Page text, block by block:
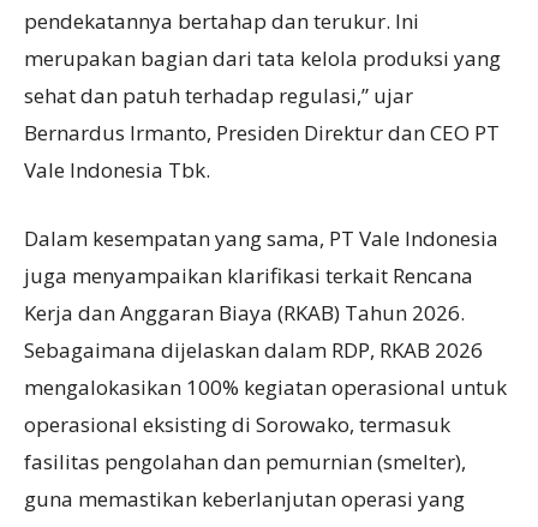
pendekatannya bertahap dan terukur. Ini
merupakan bagian dari tata kelola produksi yang
sehat dan patuh terhadap regulasi,” ujar
Bernardus Irmanto, Presiden Direktur dan CEO PT
Vale Indonesia Tbk.
Dalam kesempatan yang sama, PT Vale Indonesia
juga menyampaikan klarifikasi terkait Rencana
Kerja dan Anggaran Biaya (RKAB) Tahun 2026.
Sebagaimana dijelaskan dalam RDP, RKAB 2026
mengalokasikan 100% kegiatan operasional untuk
operasional eksisting di Sorowako, termasuk
fasilitas pengolahan dan pemurnian (smelter),
guna memastikan keberlanjutan operasi yang